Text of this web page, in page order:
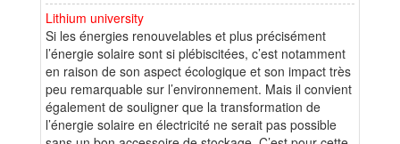
Lithium university
Si les énergies renouvelables et plus précisément
l’énergie solaire sont si plébiscitées, c’est notamment
en raison de son aspect écologique et son impact très
peu remarquable sur l’environnement. Mais il convient
également de souligner que la transformation de
l’énergie solaire en électricité ne serait pas possible